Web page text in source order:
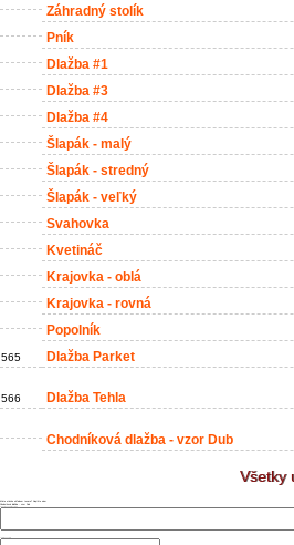
Záhradný stolík
Pník
Dlažba #1
Dlažba #3
Dlažba #4
Šlapák - malý
Šlapák - stredný
Šlapák - veľký
Svahovka
Kvetináč
Krajovka - oblá
Krajovka - rovná
Popolník
565 Dlažba Parket
566 Dlažba Tehla
Chodníková dlažba - vzor Dub
Všetky
Máte otázku ohľadom tovaru? Napíšte nám
Chodníková dlažba - vzor Dub